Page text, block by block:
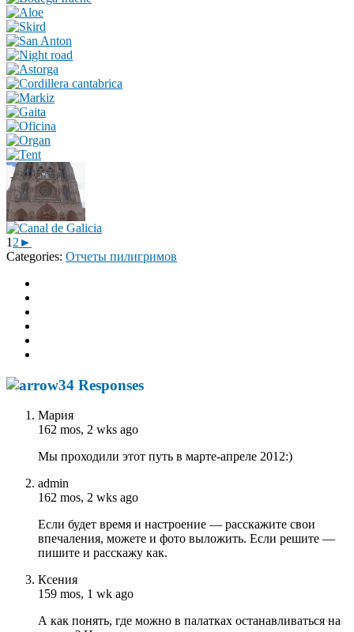
1 2 ►
Categories: Отчеты пилигримов
34 Responses
Мария
162 mos, 2 wks ago
Мы проходили этот путь в марте-апреле 2012:)
admin
162 mos, 2 wks ago
Если будет время и настроение — расскажите свои
впечаления, можете и фото выложить. Если решите —
пишите и расскажу как.
Ксения
159 mos, 1 wk ago
А как понять, где можно в палатках останавливаться на